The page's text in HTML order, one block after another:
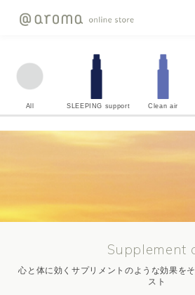
All SLEEPING support Clean air
Supplement
心と体に効くサプリメントのような効果を
スト